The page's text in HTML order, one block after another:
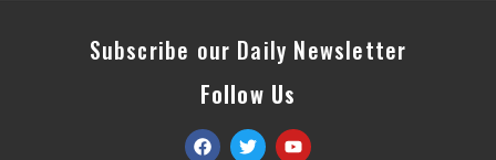
Subscribe our Daily Newsletter
Follow Us